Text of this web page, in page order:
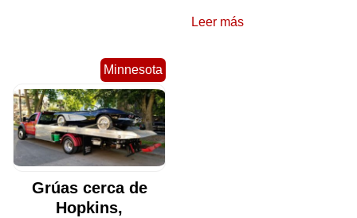
Leer más
Minnesota
Grúas cerca de
Hopkins,